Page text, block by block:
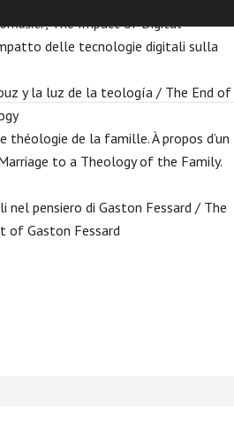
, The Impact of Digital
delle tecnologie digitali sulla
y la luz de la teología / The End of
théologie de la famille. À propos d’un
to a Theology of the Family.
nel pensiero di Gaston Fessard / The
of Gaston Fessard